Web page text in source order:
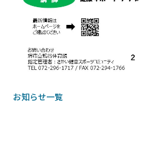
お知らせ一覧